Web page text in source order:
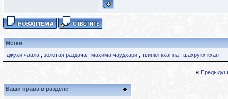
Метки
джухи чавла
золотая раздача махима чаудхари твинкл кханна шахрукх кхан
«
Ваши права в разделе